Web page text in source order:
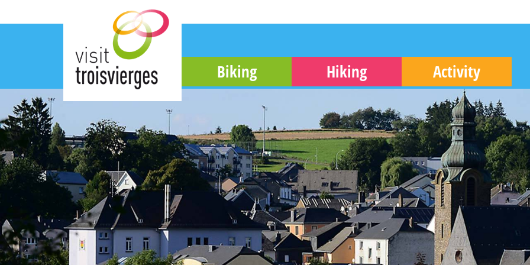
Biking Hiking Activity